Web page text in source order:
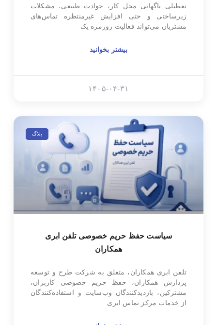
تعطیلی ناگهانی محل کار، حوادث طبیعی، مشکلات
زیرساختی و حتی افزایش غیرمنتظره تماس‌های
مشتریان می‌تواند فعالیت روزمره یک
بیشتر بخوانید
۱۴۰۵-۰۴-۳۱
بلاگ
سیاست حفظ حریم خصوصی تلفن ابری
همکاران
تلفن ابری همکاران، متعلق به شرکت طرح و توسعه
پردازش همکاران، حفظ حریم خصوصی کاربران،
مشترکین، بازدیدکنندگان وب‌سایت و استفاده‌کنندگان
از خدمات مرکز تماس ابری